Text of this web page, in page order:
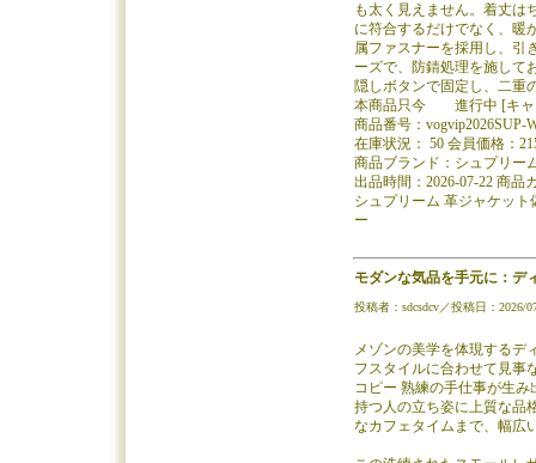
も太く見えません。着丈は
に符合するだけでなく、暖
属ファスナーを採用し、引
ーズで、防錆処理を施して
隠しボタンで固定し、二重
本商品只今 進行中 [キャ
商品番号：vogvip2026SUP-
在庫状況： 50 会員価格：
商品ブランド：シュプリー
出品時間：2026-07-22 商品
シュプリーム 革ジャケット
ー
モダンな気品を手元に：デ
投稿者：sdcsdcv／投稿日：2026/
メゾンの美学を体現するデ
フスタイルに合わせて見事
コピー 熟練の手仕事が生
持つ人の立ち姿に上質な品
なカフェタイムまで、幅広